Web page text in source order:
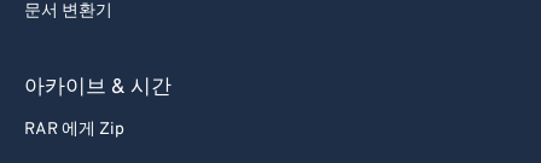
문서 변환기
아카이브 & 시간
RAR 에게 Zip